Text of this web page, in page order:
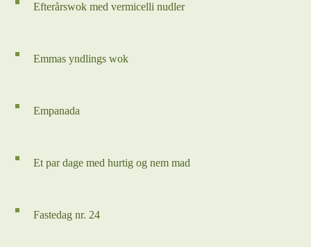
Efterårswok med vermicelli nudler
Emmas yndlings wok
Empanada
Et par dage med hurtig og nem mad
Fastedag nr. 24